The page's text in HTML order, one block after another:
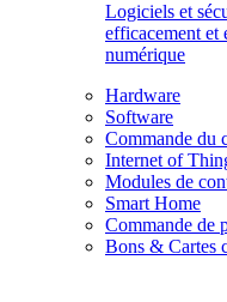
Logiciels et
efficacement et
numérique
Hardware
Software
Commande du
Internet of
Modules de
Smart Home
Commande de
Bons & Cartes